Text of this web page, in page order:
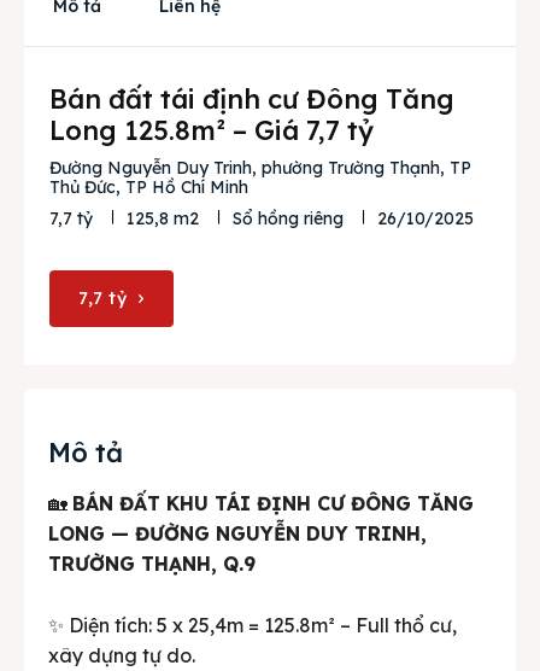
Liên hệ
Search
Mô tả Liên hệ
Bán đất tái định cư Đông Tăng
Long 125.8m² – Giá 7,7 tỷ
Đường Nguyễn Duy Trinh, phường Trường Thạnh, TP
Thủ Đức, TP Hồ Chí Minh
7,7 tỷ
125,8 m2 Sổ hồng riêng 26/10/2025
7,7 tỷ
Mô tả
🏡 BÁN ĐẤT KHU TÁI ĐỊNH CƯ ĐÔNG TĂNG
LONG — ĐƯỜNG NGUYỄN DUY TRINH,
TRƯỜNG THẠNH, Q.9
✨ Diện tích: 5 x 25,4m = 125.8m² – Full thổ cư,
xây dựng tự do.